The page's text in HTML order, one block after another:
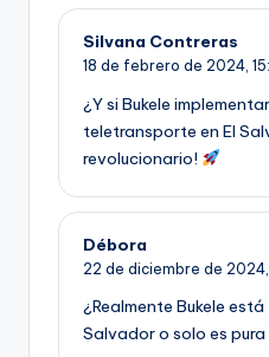
Silvana Contreras
18 de febrero de 2024,
¿Y si Bukele
teletransporte en El
revolucionario!
Débora
22 de diciembre de 2024,
¿Realmente Bukele
Salvador o solo es